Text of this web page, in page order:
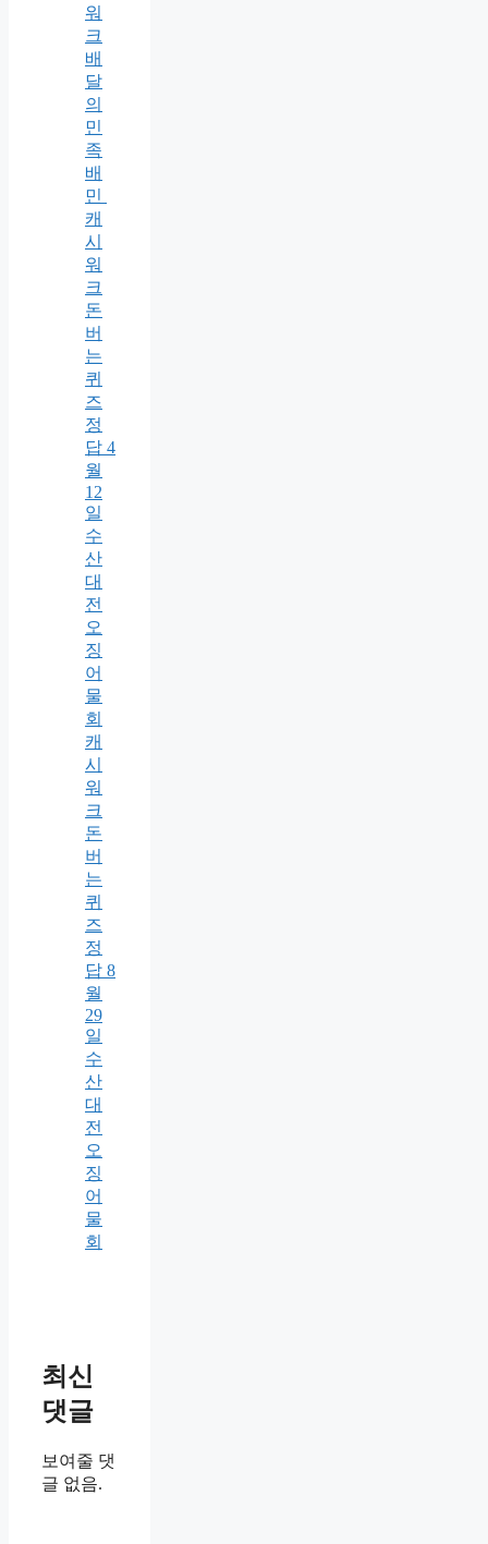
워
크
배
달
의
민
족
배
민
캐
시
워
크
돈
버
는
퀴
즈
정
답 4
월
12
일
수
산
대
전
오
징
어
물
회
캐
시
워
크
돈
버
는
퀴
즈
정
답 8
월
29
일
수
산
대
전
오
징
어
물
회
최신
댓글
보여줄 댓
글 없음.